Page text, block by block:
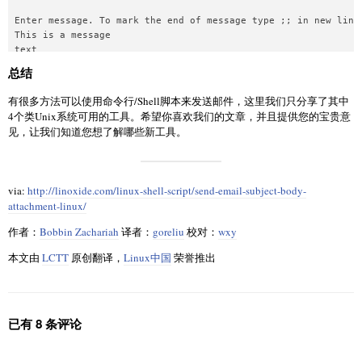
# 读取用户输入的收件人地址
while [ 1 ]
do
then
echo -n -e "Enter the e-mail address you wish to send mail
else
read TO
echo $TO | grep -E '^.+@.+$' > /dev/null
then
fi
# 读取用户输入的邮件主题
Enter message. To mark the end of message type ;; in new
This is a message
text
总结
有很多方法可以使用命令行/Shell脚本来发送邮件，这里我们只分享了其中
4个类Unix系统可用的工具。希望你喜欢我们的文章，并且提供您的宝贵意
见，让我们知道您想了解哪些新工具。
via: http://linoxide.com/linux-shell-script/send-email-subject-body-
attachment-linux/
作者： Bobbin Zachariah 译者： goreliu 校对： wxy
本文由 LCTT 原创翻译， Linux中国 荣誉推出
已有 8 条评论